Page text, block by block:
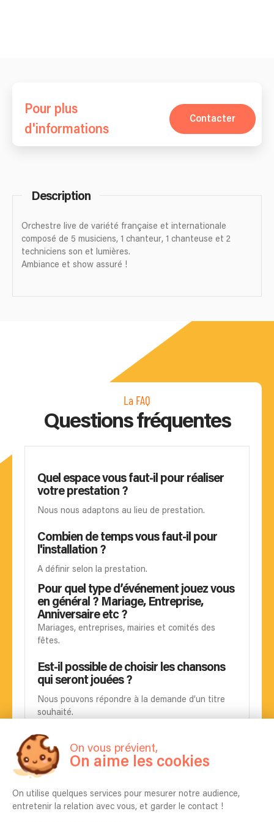
Pour plus
d'informations
Contacter
Description
Orchestre live de variété française et internationale
composé de 5 musiciens, 1 chanteur, 1 chanteuse et 2
techniciens son et lumières.
Ambiance et show assuré !
La FAQ
Questions fréquentes
Quel espace vous faut-il pour réaliser
votre prestation ?
Nous nous adaptons au lieu de prestation.
Combien de temps vous faut-il pour
l'installation ?
A définir selon la prestation.
Pour quel type d’événement jouez vous
en général ? Mariage, Entreprise,
Anniversaire etc ?
Mariages, entreprises, mairies et comités des
fêtes.
Est-il possible de choisir les chansons
qui seront jouées ?
Nous pouvons répondre à la demande d’un titre
souhaité.
Pouvez-vous apprendre une chanson
spécifique pour mon événement ?
Oui
La chanteuse (ou chanteur) présente
dans les vidéos sera-t-elle la même ?
On vous prévient,
On aime les cookies
On utilise quelques services pour mesurer notre audience,
entretenir la relation avec vous, et garder le contact !